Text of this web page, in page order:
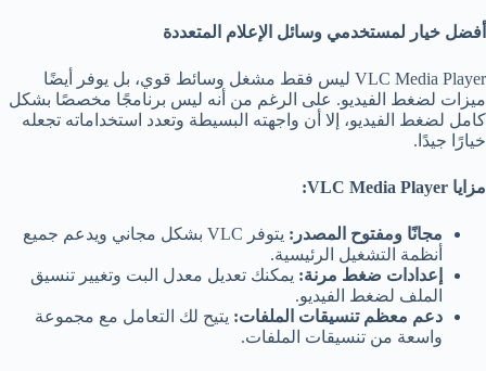
أفضل خيار لمستخدمي وسائل الإعلام المتعددة
VLC Media Player ليس فقط مشغل وسائط قوي، بل يوفر أيضًا
ميزات لضغط الفيديو. على الرغم من أنه ليس برنامجًا مخصصًا بشكل
كامل لضغط الفيديو، إلا أن واجهته البسيطة وتعدد استخداماته تجعله
خيارًا جيدًا.
مزايا
مجانًا ومفتوح المصدر :
يتوفر VLC بشكل مجاني ويدعم جميع
أنظمة التشغيل الرئيسية.
إعدادات ضغط مرنة: يمكنك تعديل معدل البت وتغيير تنسيق
الملف لضغط الفيديو.
دعم معظم تنسيقات الملفات: يتيح لك التعامل مع مجموعة
واسعة من تنسيقات الملفات.